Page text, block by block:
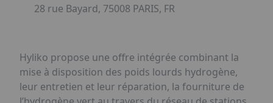
28 rue Bayard, 75008 PARIS, FR
Hyliko propose une offre intégrée combinant la
mise à disposition des poids lourds hydrogène,
leur entretien et leur réparation, la fourniture de